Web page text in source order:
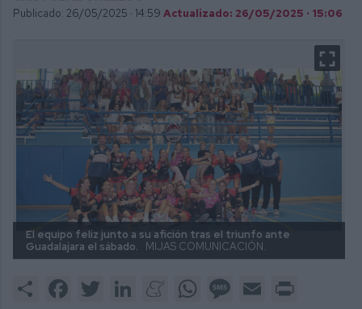
Publicado: 26/05/2025 · 14:59 Actualizado: 26/05/2025 · 15:06
El equipo feliz junto a su afición tras el triunfo ante
Guadalajara el sábado.
MIJAS COMUNICACIÓN.
Share FacebookTwitter LinkedInMeneameWhatsAppMessage
Email